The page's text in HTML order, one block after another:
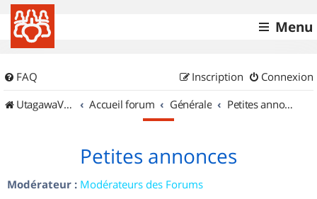
Menu
FAQ Connexion
Inscription
UtagawaVTT (Randos VTT et VTTAE avec traces GPS)
Accueil forum Générale Petites annonces
Petites annonces
Modérateur : Modérateurs des Forums